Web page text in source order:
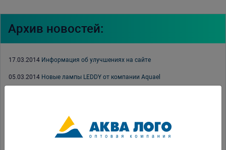
Архив новостей:
17.03.2014 Информация об улучшениях на сайте
05.03.2014 Новые лампы LEDDY от компании Aquael
Новые распылители и светильники от компании Xilong